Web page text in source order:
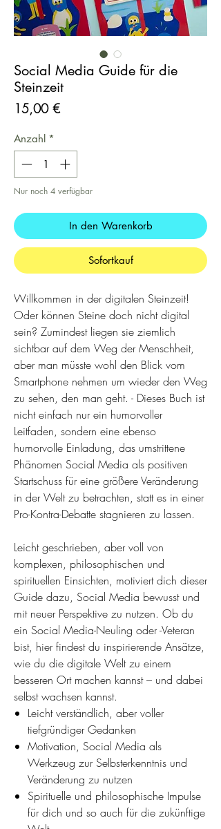
Social Media Guide für die
Steinzeit
15,00 €Preis
Anzahl *
Nur noch 4 verfügbar
In den Warenkorb
Sofortkauf
Willkommen in der digitalen Steinzeit!
Oder können Steine doch nicht digital
sein? Zumindest liegen sie ziemlich
sichtbar auf dem Weg der Menschheit,
aber man müsste wohl den Blick vom
Smartphone nehmen um wieder den Weg
zu sehen, den man geht. - Dieses Buch ist
nicht einfach nur ein humorvoller
Leitfaden, sondern eine ebenso
humorvolle Einladung, das umstrittene
Phänomen Social Media als positiven
Startschuss für eine größere Veränderung
in der Welt zu betrachten, statt es in einer
Pro-Kontra-Debatte stagnieren zu lassen.
Leicht geschrieben, aber voll von
komplexen, philosophischen und
spirituellen Einsichten, motiviert dich dieser
Guide dazu, Social Media bewusst und
mit neuer Perspektive zu nutzen. Ob du
ein Social Media-Neuling oder -Veteran
bist, hier findest du inspirierende Ansätze,
wie du die digitale Welt zu einem
besseren Ort machen kannst – und dabei
selbst wachsen kannst.
Leicht verständlich, aber voller
tiefgründiger Gedanken
Motivation, Social Media als
Werkzeug zur Selbsterkenntnis und
Veränderung zu nutzen
Spirituelle und philosophische Impulse
für dich und so auch für die zukünftige